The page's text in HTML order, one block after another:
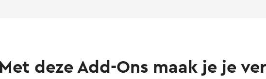
Met deze Add-Ons maak je je